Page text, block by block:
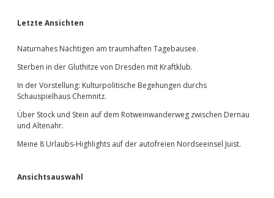
Sidebar
Letzte Ansichten
Naturnahes Nächtigen am traumhaften Tagebausee.
Sterben in der Gluthitze von Dresden mit Kraftklub.
In der Vorstellung: Kulturpolitische Begehungen durchs
Schauspielhaus Chemnitz.
Über Stock und Stein auf dem Rotweinwanderweg zwischen Dernau
und Altenahr.
Meine 8 Urlaubs-Highlights auf der autofreien Nordseeinsel Juist.
Ansichtsauswahl